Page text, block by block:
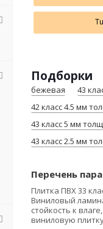
Подборки
бежевая 43
42 класс 4.5 мм
43 класс 5 мм
43 класс 2.5 мм
Перечень
Плитка ПВХ 33
Виниловый
стойкость к
виниловую